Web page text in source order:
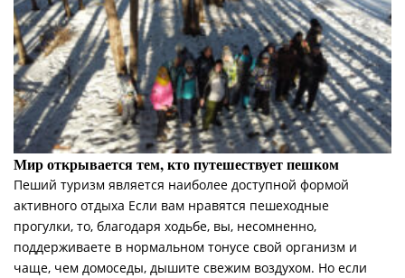
Мир открывается тем, кто путешествует пешком
Пеший туризм является наиболее доступной формой
активного отдыха Если вам нравятся пешеходные
прогулки, то, благодаря ходьбе, вы, несомненно,
поддерживаете в нормальном тонусе свой организм и
чаще, чем домоседы, дышите свежим воздухом. Но если